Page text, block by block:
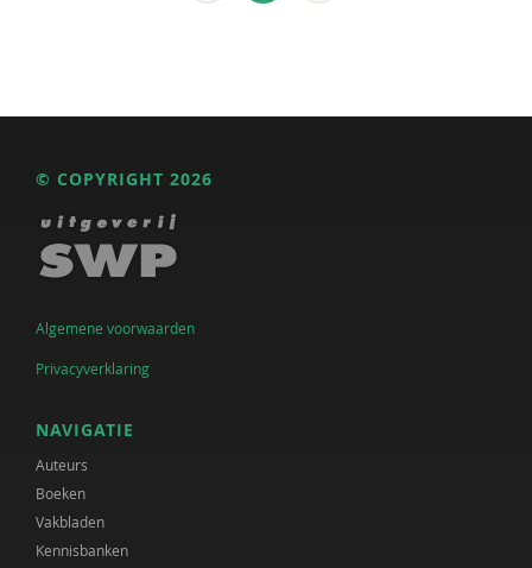
© COPYRIGHT 2026
Algemene voorwaarden
Privacyverklaring
NAVIGATIE
Auteurs
Boeken
Vakbladen
Kennisbanken